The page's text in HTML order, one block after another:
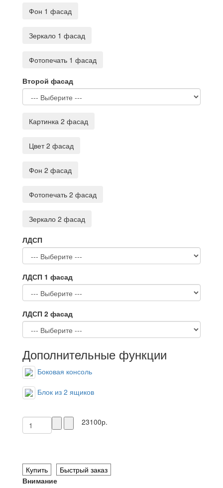
Фон 1 фасад
Зеркало 1 фасад
Фотопечать 1 фасад
Второй фасад
Картинка 2 фасад
Цвет 2 фасад
Фон 2 фасад
Фотопечать 2 фасад
Зеркало 2 фасад
ЛДСП
ЛДСП 1 фасад
ЛДСП 2 фасад
Дополнительные функции
Боковая консоль
Блок из 2 ящиков
23100р.
Купить
Быстрый заказ
Внимание